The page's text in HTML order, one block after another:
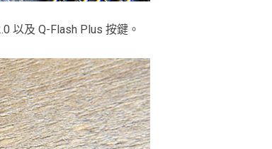
以及 Q-Flash Plus 按鍵。